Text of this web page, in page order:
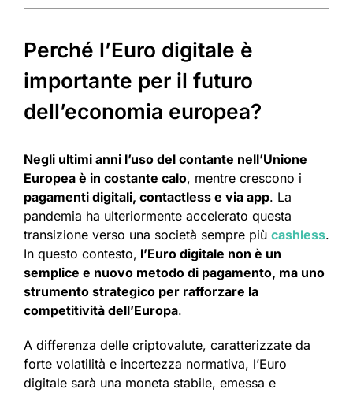
Perché l’Euro digitale è
importante per il futuro
dell’economia europea?
Negli ultimi anni l’uso del contante nell’Unione
Europea è in costante calo, mentre crescono i
pagamenti digitali, contactless e via app. La
pandemia ha ulteriormente accelerato questa
transizione verso una società sempre più cashless.
In questo contesto, l’Euro digitale non è un
semplice e nuovo metodo di pagamento, ma uno
strumento strategico per rafforzare la
competitività dell’Europa.
A differenza delle criptovalute, caratterizzate da
forte volatilità e incertezza normativa, l’Euro
digitale sarà una moneta stabile, emessa e